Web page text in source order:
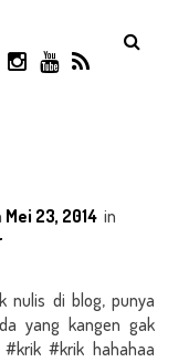
G
L
I
A
Y
Mei 23, 2014 in
nulis di blog, punya
yang kangen gak
#krik hahahaa